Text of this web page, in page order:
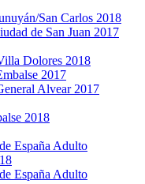
San Carlos 2018
de San Juan 2017
Dolores 2018
2017
Alvear 2017
2018
España Adulto
España Adulto